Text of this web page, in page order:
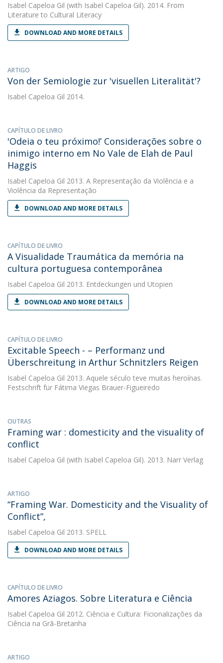
Isabel Capeloa Gil (with Isabel Capeloa Gil). 2014. From
Literature to Cultural Literacy
DOWNLOAD AND MORE DETAILS
ARTIGO
Von der Semiologie zur 'visuellen Literalität'?
Isabel Capeloa Gil 2014.
CAPÍTULO DE LIVRO
'Odeia o teu próximo!’ Considerações sobre o
inimigo interno em No Vale de Elah de Paul
Haggis
Isabel Capeloa Gil 2013. A Representação da Violência e a
Violência da Representação
DOWNLOAD AND MORE DETAILS
CAPÍTULO DE LIVRO
A Visualidade Traumática da memória na
cultura portuguesa contemporânea
Isabel Capeloa Gil 2013. Entdeckungen und Utopien
DOWNLOAD AND MORE DETAILS
CAPÍTULO DE LIVRO
Excitable Speech - – Performanz und
Überschreitung in Arthur Schnitzlers Reigen
Isabel Capeloa Gil 2013. Aquele século teve muitas heroínas.
Festschrift für Fátima Viegas Brauer-Figueiredo
OUTRAS
Framing war : domesticity and the visuality of
conflict
Isabel Capeloa Gil (with Isabel Capeloa Gil). 2013. Narr Verlag
ARTIGO
“Framing War. Domesticity and the Visuality of
Conflict”,
Isabel Capeloa Gil 2013. SPELL
DOWNLOAD AND MORE DETAILS
CAPÍTULO DE LIVRO
Amores Aziagos. Sobre Literatura e Ciência
Isabel Capeloa Gil 2012. Ciência e Cultura: Ficionalizações da
Ciência na Grã-Bretanha
ARTIGO